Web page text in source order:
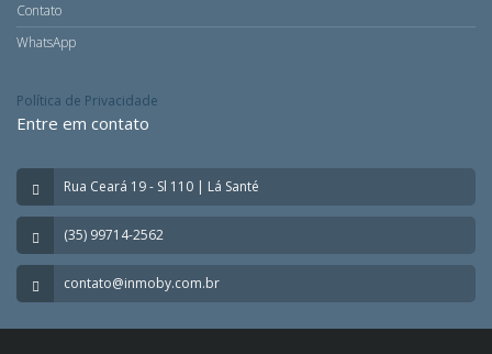
Contato
WhatsApp
Política de Privacidade
Entre em contato
Rua Ceará 19 - Sl 110 | Lá Santé
(35) 99714-2562
contato@inmoby.com.br